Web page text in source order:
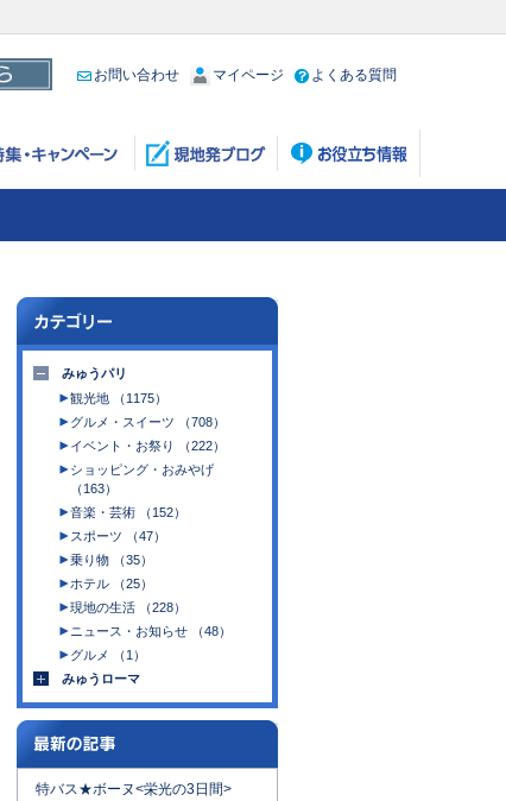
お問い合わせ マイページ よくある質問
みゅうパリ
観光地 （1175）
グルメ・スイーツ （708）
イベント・お祭り （222）
ショッピング・おみやげ
（163）
音楽・芸術 （152）
スポーツ （47）
乗り物 （35）
ホテル （25）
現地の生活 （228）
ニュース・お知らせ （48）
グルメ （1）
みゅうローマ
特バス★ボーヌ<栄光の3日間>